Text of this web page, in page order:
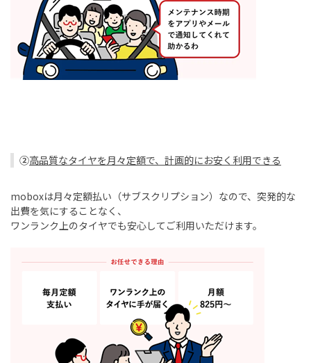
②高品質なタイヤを月々定額で、計画的にお安く利用できる
moboxは月々定額払い（サブスクリプション）なので、突発的な
出費を気にすることなく、
ワンランク上のタイヤでも安心してご利用いただけます。